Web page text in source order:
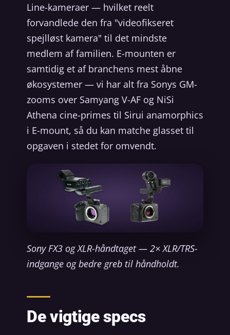
Line-kameraer — hvilket reelt
forvandlede den fra "videofikseret
spejlløst kamera" til det mindste
medlem af familien. E-mounten er
samtidig et af branchens mest åbne
økosystemer — vi har alt fra Sonys GM-
zooms over Samyang V-AF og NiSi
Athena cine-primes til Sirui anamorphics
i E-mount, så du kan matche glasset til
opgaven i stedet for omvendt.
Sony FX3 og XLR-håndtaget — 2× XLR/TRS-
indgange og bedre greb til håndholdt.
De vigtige specs